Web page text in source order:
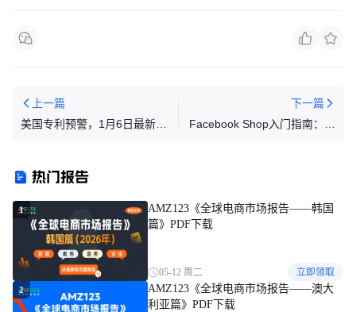
上一篇
美国专利预警，1月6日最新下
下一篇
Facebook Shop入门指南：零
热门报告
1
AMZ123《全球电商市场报告——韩国
篇》PDF下载
05-12 周二 立即领取
2
AMZ123《全球电商市场报告——澳大
利亚篇》PDF下载